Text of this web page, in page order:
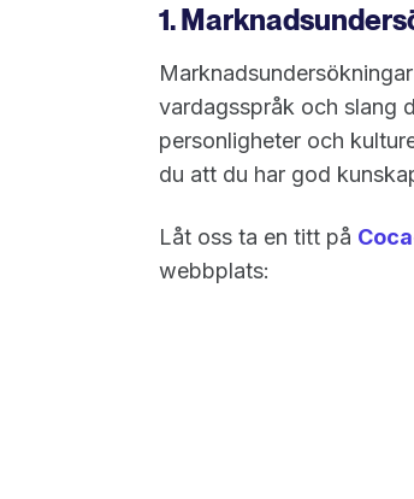
1.
vardagsspråk och slang
personligheter och
du att du har god
Låt oss ta en titt på
webbplats: